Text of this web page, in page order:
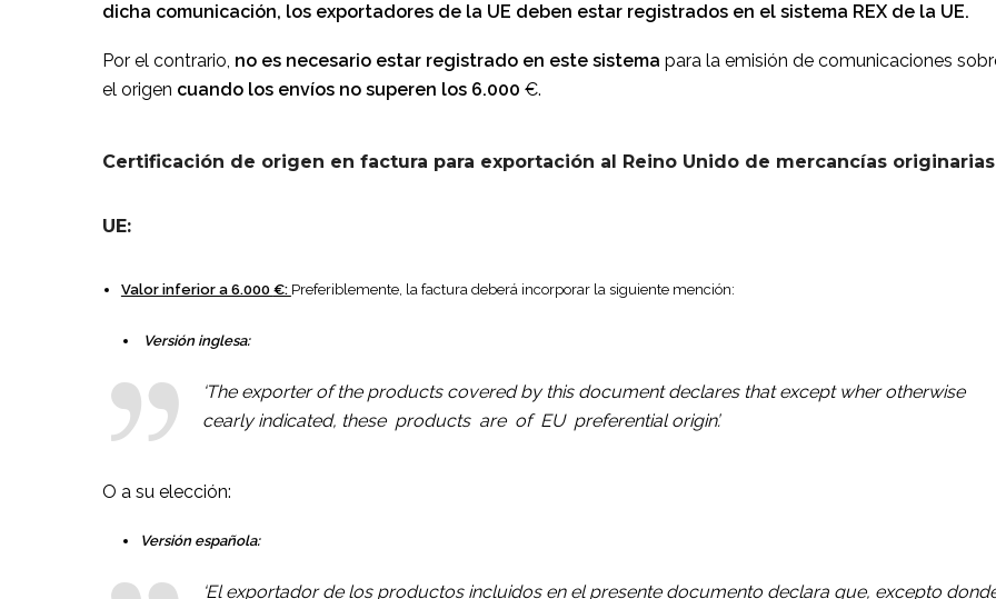
dicha comunicación, los exportadores de la UE deben estar registrados en el sistema REX de la UE.
Por el contrario, no es necesario estar registrado en este sistema para la emisión de comunicaciones
el origen cuando los envíos no superen los 6.000 €.
Certificación de origen en factura para exportación al Reino Unido de mercancías originarias
UE:
Valor inferior a 6.000 €: Preferiblemente, la factura deberá incorporar la siguiente mención:
Versión inglesa:
‘The exporter of the products covered by this document declares that except wher otherwise
cearly indicated, these products are of EU preferential origin’.
O a su elección:
Versión española:
‘El exportador de los productos incluidos en el presente documento declara que, excepto